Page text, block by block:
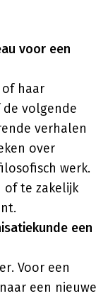
voor een
haar
volgende
verhalen
over
werk.
of te zakelijk
een
Voor een
een nieuwe